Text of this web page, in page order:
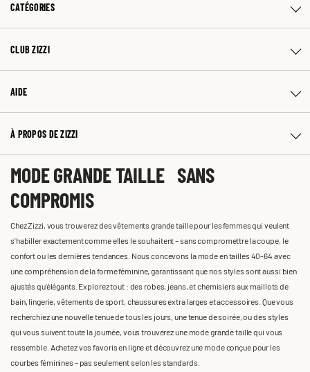
CATÉGORIES
CLUB ZIZZI
AIDE
À PROPOS DE ZIZZI
MODE GRANDE TAILLE SANS
COMPROMIS
Chez Zizzi, vous trouverez des vêtements grande taille pour les femmes qui veulent
s'habiller exactement comme elles le souhaitent – sans compromettre la coupe, le
confort ou les dernières tendances. Nous concevons la mode en tailles 40-64 avec
une compréhension de la forme féminine, garantissant que nos styles sont aussi bien
ajustés qu'élégants. Explorez tout : des robes, jeans, et chemisiers aux maillots de
bain, lingerie, vêtements de sport, chaussures extra larges et accessoires. Que vous
recherchiez une nouvelle tenue de tous les jours, une tenue de soirée, ou des styles
qui vous suivent toute la journée, vous trouverez une mode grande taille qui vous
ressemble. Achetez vos favoris en ligne et découvrez une mode conçue pour les
courbes féminines – pas seulement selon les standards.